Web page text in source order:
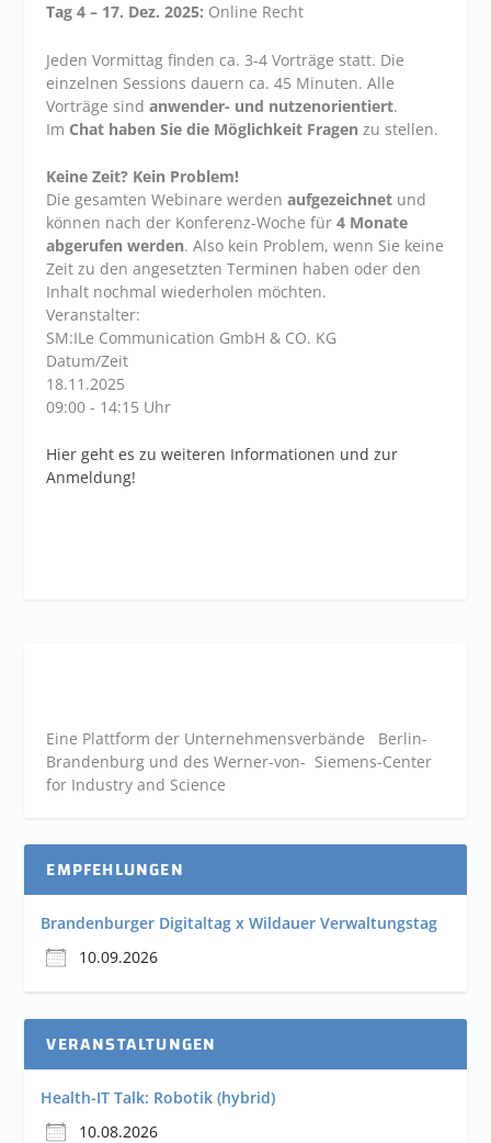
Tag 4 – 17. Dez. 2025: Online Recht
Jeden Vormittag finden ca. 3-4 Vorträge statt. Die
einzelnen Sessions dauern ca. 45 Minuten. Alle
Vorträge sindanwender- und nutzenorientiert.
Im Chat haben Sie die Möglichkeit Fragen zu stellen.
Keine Zeit? Kein Problem!
Die gesamten Webinare werdenaufgezeichnet und
können nach der Konferenz-Woche für4 Monate
abgerufen werden. Also kein Problem, wenn Sie keine
Zeit zu den angesetzten Terminen haben oder den
Inhalt nochmal wiederholen möchten.
Veranstalter:
SM:ILe Communication GmbH & CO. KG
Datum/Zeit
18.11.2025
09:00 - 14:15 Uhr
Hier geht es zu weiteren Informationen und zur
Anmeldung!
Eine Plattform der Unternehmensverbände Berlin-
Brandenburg und des Werner-von- Siemens-Center
for Industry and Science
EMPFEHLUNGEN
Brandenburger Digitaltag x Wildauer Verwaltungstag
10.09.2026
VERANSTALTUNGEN
Health-IT Talk: Robotik (hybrid)
10.08.2026